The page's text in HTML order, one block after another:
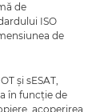
de
ISO
de
şi sESAT,
în funcţie de
acoperirea